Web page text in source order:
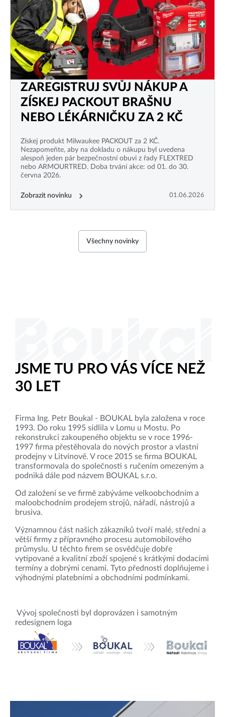
ZAREGISTRUJ SVŮJ NÁKUP A
ZÍSKEJ PACKOUT BRAŠNU
NEBO LÉKÁRNIČKU ZA 2 KČ
Získej produkt Milwaukee PACKOUT za 2 KČ.
Nezapomeňte, aby na dokladu o nákupu byl uvedena
alespoň jeden pár bezpečnostní obuvi z řady FLEXTRED
nebo ARMOURTRED. Doba trvání akce: od 01. do 30.
června 2026.
Zobrazit novinku 01.06.2026
Všechny novinky
JSME TU PRO VÁS VÍCE NEŽ
30 LET
Firma Ing. Petr Boukal - BOUKAL byla založena v roce
1993. Do roku 1995 sídlila v Lomu u Mostu. Po
rekonstrukci zakoupeného objektu se v roce 1996-
1997 firma přestěhovala do nových prostor a vlastní
prodejny v Litvínově. V roce 2015 se firma BOUKAL
transformovala do společnosti s ručením omezeným a
podniká dále pod názvem BOUKAL s.r.o.
Od založení se ve firmě zabýváme velkoobchodním a
maloobchodním prodejem strojů, nářadí, nástrojů a
brusiva.
Významnou část našich zákazníků tvoří malé, střední a
větší firmy z přípravného procesu automobilového
průmyslu. U těchto firem se osvědčuje dobře
vytipované a kvalitní zboží spojené s krátkými dodacími
termíny a dobrými cenami. Tyto přednosti doplňujeme i
výhodnými platebními a obchodními podmínkami.
Vývoj společnosti byl doprovázen i samotným
redesignem loga